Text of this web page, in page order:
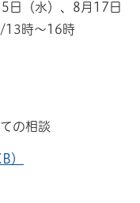
日（水）、8月17日
/13時～16時
の相談
）